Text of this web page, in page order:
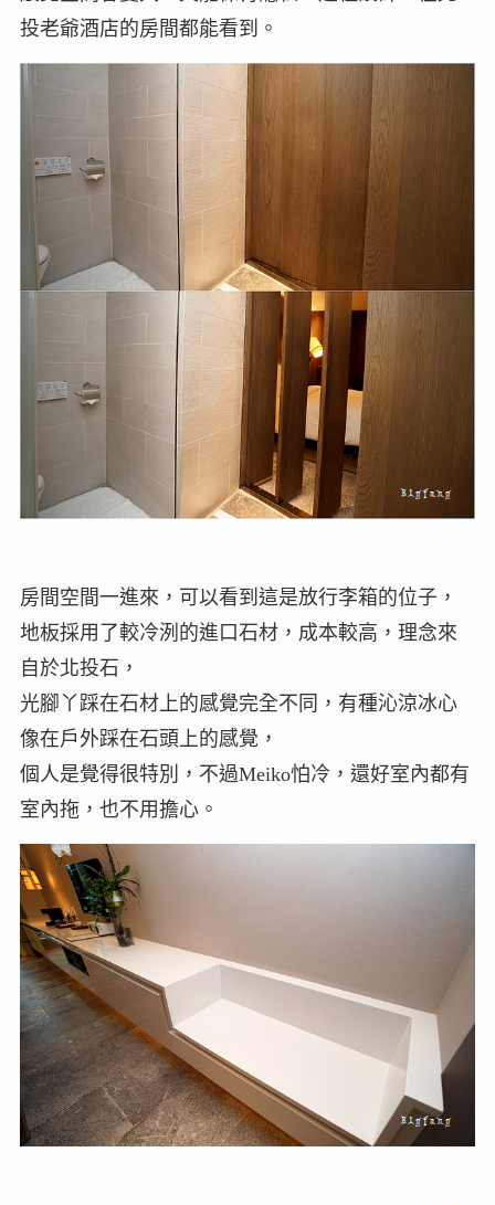
投老爺酒店的房間都能看到。
房間空間一進來，可以看到這是放行李箱的位子，
地板採用了較冷洌的進口石材，成本較高，理念來
自於北投石，
光腳丫踩在石材上的感覺完全不同，有種沁涼冰心
像在戶外踩在石頭上的感覺，
個人是覺得很特別，不過Meiko怕冷，還好室內都有
室內拖，也不用擔心。